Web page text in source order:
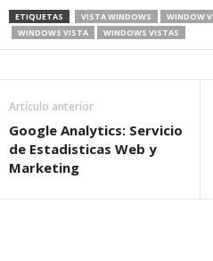
ETIQUETAS VISTA WINDOWS WINDOW
WINDOWS VISTA
WINDOWS VISTAS
Artículo anterior
Google Analytics: Servicio
de Estadisticas Web y
Marketing